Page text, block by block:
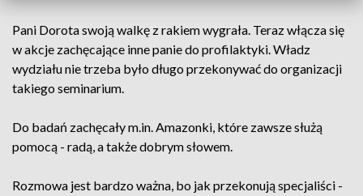
Pani Dorota swoją walkę z rakiem wygrała. Teraz włącza się
w akcje zachęcające inne panie do profilaktyki. Władz
wydziału nie trzeba było długo przekonywać do organizacji
takiego seminarium.
Do badań zachęcały m.in. Amazonki, które zawsze służą
pomocą - radą, a także dobrym słowem.
Rozmowa jest bardzo ważna, bo jak przekonują specjaliści -